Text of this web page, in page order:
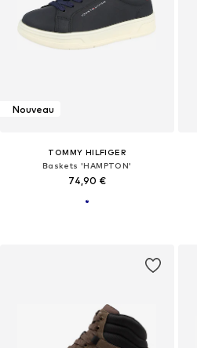
Nouveau
TOMMY HILFIGER
Baskets 'HAMPTON'
74,90 €